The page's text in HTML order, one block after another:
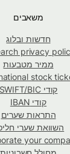
משאבים
חדשות ובלוג
privacy
ממיר מטבעות
stock
קודי SWIFT/BIC
קודי IBAN
התראות שערים
השוואת שערי חליפין
your